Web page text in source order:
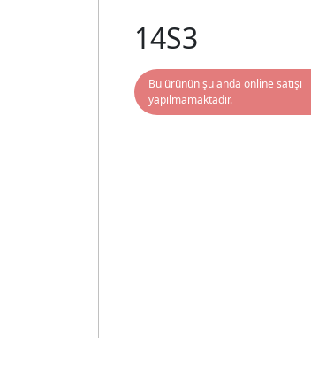
14S3
Bu ürünün şu anda online satışı
yapılmamaktadır.